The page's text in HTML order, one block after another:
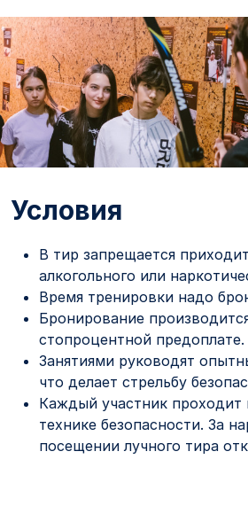
Условия
В тир запрещается
алкогольного или
Время тренировки надо
Бронирование
стопроцентной предоплате.
Занятиями руководят
что делает стрельбу
Каждый участник проходит
технике безопасности. За
посещении лучного тира